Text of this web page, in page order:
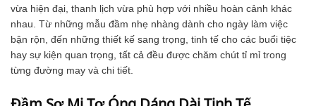
vừa hiện đại, thanh lịch vừa phù hợp với nhiều hoàn cảnh khác
nhau. Từ những mẫu đầm nhẹ nhàng dành cho ngày làm việc
bận rộn, đến những thiết kế sang trọng, tinh tế cho các buổi tiệc
hay sự kiện quan trọng, tất cả đều được chăm chút tỉ mỉ trong
từng đường may và chi tiết.